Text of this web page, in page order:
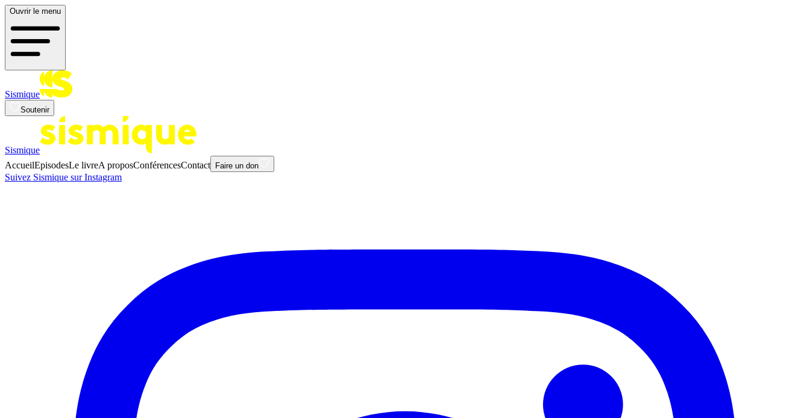
Ouvrir le menu
Sismique
Soutenir
Sismique
AccueilEpisodesLe livreA proposConférencesContact Faire un don
Suivez Sismique sur Instagram